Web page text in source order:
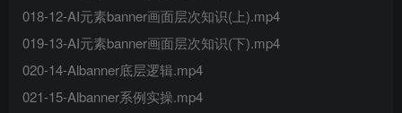
018-12-AI元素banner画面层次知识(上).mp4
019-13-AI元素banner画面层次知识(下).mp4
020-14-Albanner底层逻辑.mp4
021-15-Albanner系例实操.mp4